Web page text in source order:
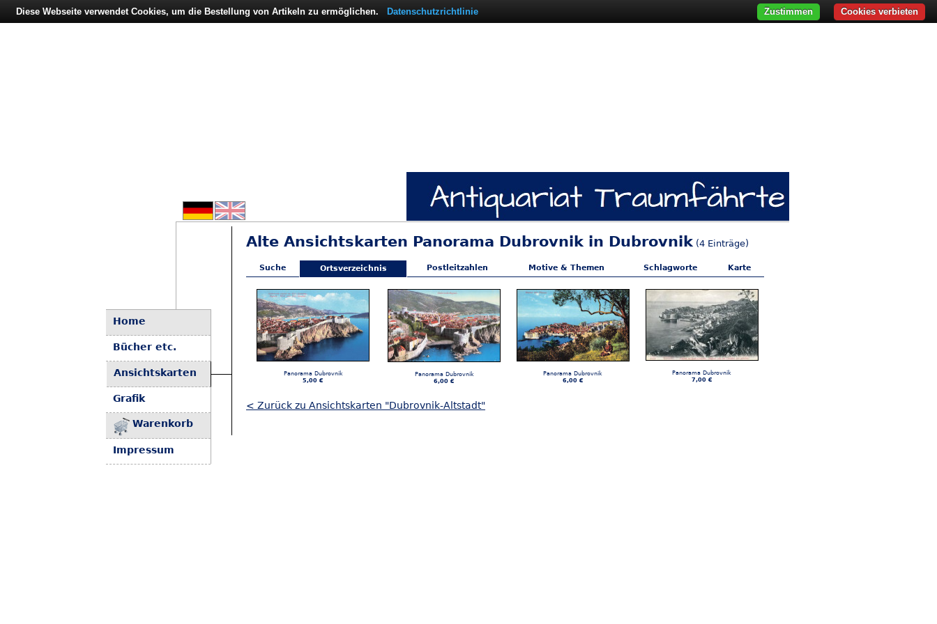
Home
Bücher etc.
Ansichtskarten
Grafik
Warenkorb
Impressum
Alte Ansichtskarten Panorama Dubrovnik in Dubrovnik (4 Einträge)
Suche Ortsverzeichnis Postleitzahlen Motive & Themen Schlagworte Karte
Panorama Dubrovnik
5,00 €
Panorama Dubrovnik
6,00 €
Panorama Dubrovnik
6,00 €
Panorama Dubrovnik
7,00 €
< Zurück zu Ansichtskarten "Dubrovnik-Altstadt"
Diese Webseite verwendet Cookies, um die Bestellung von Artikeln zu ermöglichen. Datenschutzrichtlinie Cookies verbieten
Zustimmen